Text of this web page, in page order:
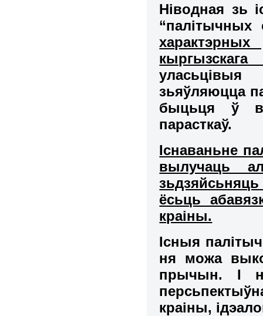
Ніводная зь
“палітычных
зьяўляюцца
быцьця ў
парасткаў.
Існаваньне
вылучаць
ёсьць
краіны.
Існыя
ня можа
прычын. І
краіны,